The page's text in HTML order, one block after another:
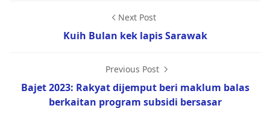
Next Post
Kuih Bulan kek lapis Sarawak
Previous Post
Bajet 2023: Rakyat dijemput beri maklum balas
berkaitan program subsidi bersasar